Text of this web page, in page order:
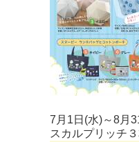
7月1日(水)～8月
スカルプリッチ